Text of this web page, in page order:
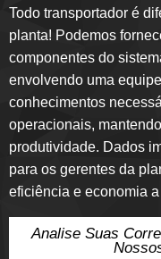
Todo transportador é
planta! Podemos
componentes do
envolvendo uma
conhecimentos
operacionais,
produtividade. Dados
para os gerentes da
eficiência e economia
Analise Suas